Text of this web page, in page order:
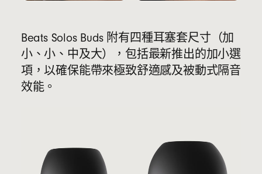
Beats Solos Buds 附有四種耳塞套尺寸（加
小、小、中及大），包括最新推出的加小選
項，以確保能帶來極致舒適感及被動式隔音
效能。